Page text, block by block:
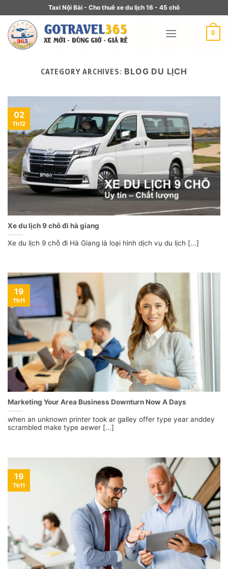
Taxi Nội Bài - Cho thuê xe du lịch 16 - 45 chỗ
0
CATEGORY ARCHIVES: BLOG DU LỊCH
Xe du lịch 9 chỗ đi hà giang
Xe du lịch 9 chỗ đi Hà Giang là loại hình dịch vụ du lịch [...]
02
Th12
Marketing Your Area Business Downturn Now A Days
when an unknown printer took ar galley offer type year anddey
scrambled make type aewer [...]
19
Th11
19
Th11